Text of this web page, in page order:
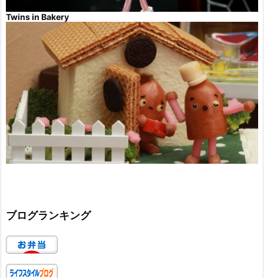
Twins in Bakery
ブログランキング